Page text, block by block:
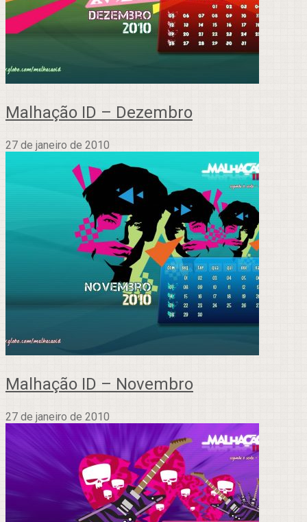
Malhação ID – Dezembro
27 de janeiro de 2010
Malhação ID – Novembro
27 de janeiro de 2010